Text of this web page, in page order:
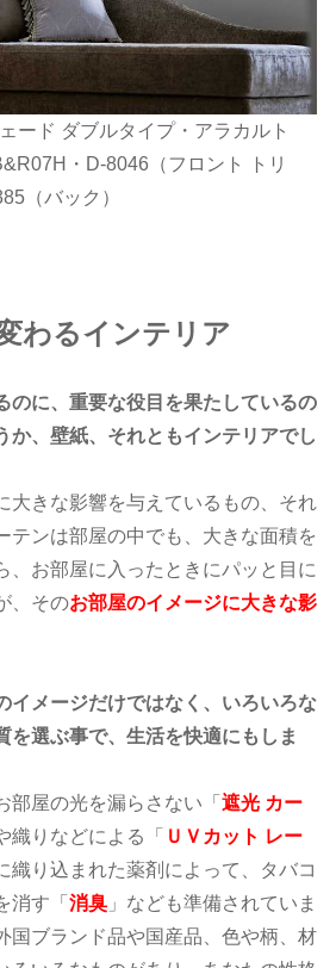
ード ダブルタイプ・アラカルト
・D-8046（フロント トリ
（バック）
わるインテリア
のに、重要な役目を果たしているの
か、壁紙、それともインテリアでし
大きな影響を与えているもの、それ
テンは部屋の中でも、大きな面積を
、お部屋に入ったときにパッと目に
、そのお部屋のイメージに大きな影
イメージだけではなく、いろいろな
を選ぶ事で、生活を快適にもしま
部屋の光を漏らさない「 遮光 カー
織りなどによる「 ＵＶカット レー
織り込まれた薬剤によって、タバコ
消す「 消臭 」なども準備されていま
国ブランド品や国産品、色や柄、材